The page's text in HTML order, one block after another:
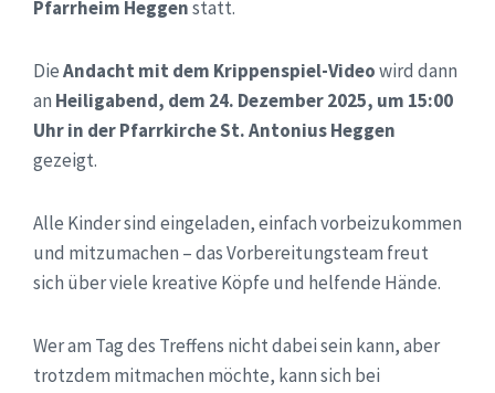
Pfarrheim Heggenstatt.
DieAndacht mit dem Krippenspiel-Videowird dann
an Heiligabend, dem 24. Dezember 2025, um 15:00
Uhr in der Pfarrkirche St. Antonius Heggen
gezeigt.
Alle Kinder sind eingeladen, einfach vorbeizukommen
und mitzumachen – das Vorbereitungsteam freut
sich über viele kreative Köpfe und helfende Hände.
Wer am Tag des Treffens nicht dabei sein kann, aber
trotzdem mitmachen möchte, kann sich bei